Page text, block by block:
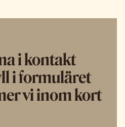
i kontakt
i formuläret
vi inom kort